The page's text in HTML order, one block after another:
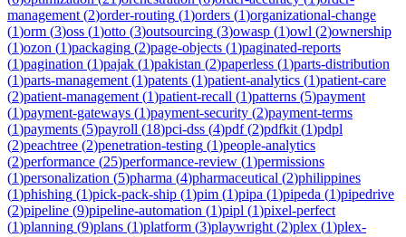
management (2)order-routing (1)orders (1)organizational-change
(1)orm (3)oss (1)otto (3)outsourcing (3)owasp (1)owl (2)ownership
(1)ozon (1)packaging (2)page-objects (1)paginated-reports
(1)pagination (1)pajak (1)pakistan (2)paperless (1)parts-distribution
(1)parts-management (1)patents (1)patient-analytics (1)patient-care
(2)patient-management (1)patient-recall (1)patterns (5)payment
(1)payment-gateways (1)payment-security (2)payment-terms
(1)payments (5)payroll (18)pci-dss (4)pdf(2)pdfkit (1)pdpl
(2)peachtree (2)penetration-testing (1)people-analytics
(2)performance (25)performance-review (1)permissions
(1)personalization (5)pharma (4)pharmaceutical (2)philippines
(1)phishing (1)pick-pack-ship (1)pim (1)pipa (1)pipeda (1)pipedrive
(2)pipeline (9)pipeline-automation (1)pipl (1)pixel-perfect
(1)planning (9)plans (1)platform (3)playwright (2)plex (1)plex-